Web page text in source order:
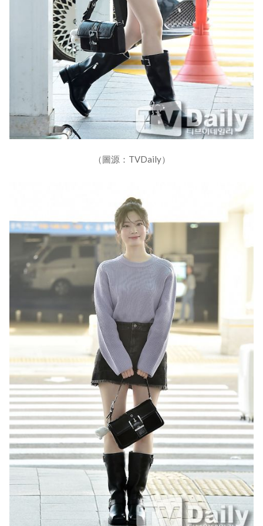
（圖源：TVDaily）